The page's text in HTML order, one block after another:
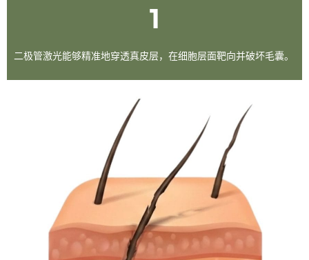
1
二极管激光能够精准地穿透真皮层，在细胞层面靶向并破坏毛囊。